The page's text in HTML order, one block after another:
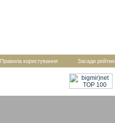
Правила користування Засади